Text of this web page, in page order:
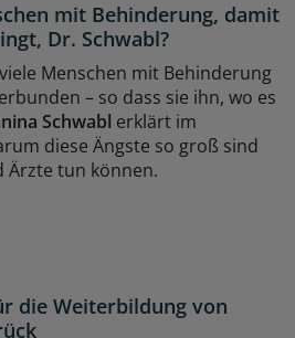
mit Behinderung, damit
Dr. Schwabl?
Menschen mit Behinderung
– so dass sie ihn, wo es
Schwabl erklärt im
diese Ängste so groß sind
Ärzte tun können.
die Weiterbildung von